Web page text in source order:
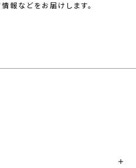
報などをお届けします。